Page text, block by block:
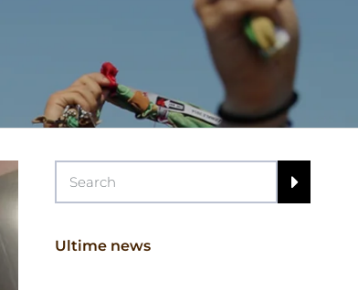
Ultime news